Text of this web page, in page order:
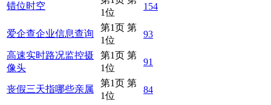
错位时空
1位
154
爱企查企业信息查询
第1页 第
1位
93
高速实时路况监控摄
像头
第1页 第
1位
91
丧假三天指哪些亲属
第1页 第
1位
84